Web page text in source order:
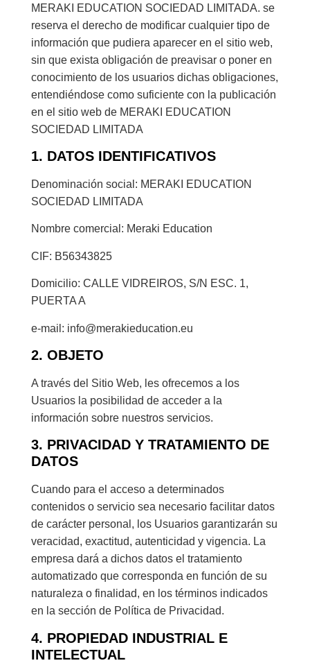
MERAKI EDUCATION SOCIEDAD LIMITADA. se
reserva el derecho de modificar cualquier tipo de
información que pudiera aparecer en el sitio web,
sin que exista obligación de preavisar o poner en
conocimiento de los usuarios dichas obligaciones,
entendiéndose como suficiente con la publicación
en el sitio web de MERAKI EDUCATION
SOCIEDAD LIMITADA
1. DATOS IDENTIFICATIVOS
Denominación social: MERAKI EDUCATION
SOCIEDAD LIMITADA
Nombre comercial: Meraki Education
CIF: B56343825
Domicilio: CALLE VIDREIROS, S/N ESC. 1,
PUERTA A
e-mail: info@merakieducation.eu
2. OBJETO
A través del Sitio Web, les ofrecemos a los
Usuarios la posibilidad de acceder a la
información sobre nuestros servicios.
3. PRIVACIDAD Y TRATAMIENTO DE
DATOS
Cuando para el acceso a determinados
contenidos o servicio sea necesario facilitar datos
de carácter personal, los Usuarios garantizarán su
veracidad, exactitud, autenticidad y vigencia. La
empresa dará a dichos datos el tratamiento
automatizado que corresponda en función de su
naturaleza o finalidad, en los términos indicados
en la sección de Política de Privacidad.
4. PROPIEDAD INDUSTRIAL E
INTELECTUAL